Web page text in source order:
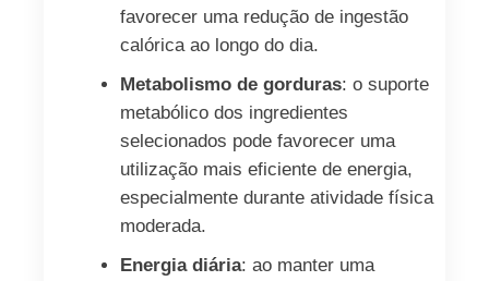
favorecer uma redução de ingestão
calórica ao longo do dia.
Metabolismo de gorduras: o suporte
metabólico dos ingredientes
selecionados pode favorecer uma
utilização mais eficiente de energia,
especialmente durante atividade física
moderada.
Energia diária: ao manter uma